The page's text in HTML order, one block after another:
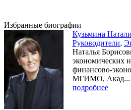
Избранные биографии
Кузьмина
Руководители,
Наталья
экономических
финансово-
МГИМО, Акад...
подробнее